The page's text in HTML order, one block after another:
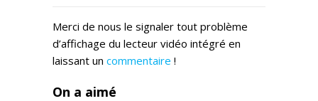
Merci de nous le signaler tout problème
d’affichage du lecteur vidéo intégré en
laissant un commentaire !
On a aimé